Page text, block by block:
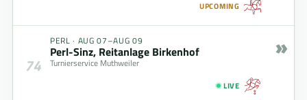
UPCOMING
74
PERL · AUG 07–AUG 09
Perl-Sinz, Reitanlage Birkenhof
Turnierservice Muthweiler
LIVE
»